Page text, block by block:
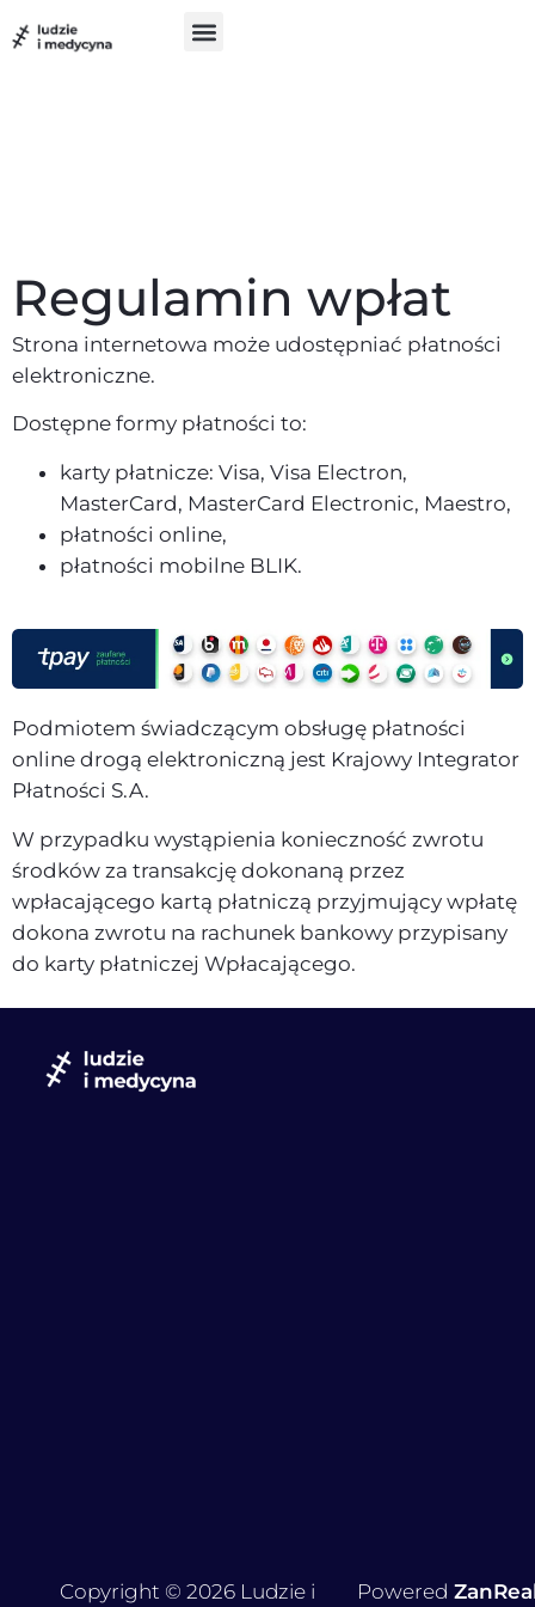
treści
Regulamin wpłat
Strona internetowa może udostępniać płatności
elektroniczne.
Dostępne formy płatności to:
karty płatnicze: Visa, Visa Electron,
MasterCard, MasterCard Electronic, Maestro,
płatności online,
płatności mobilne BLIK.
Podmiotem świadczącym obsługę płatności
online drogą elektroniczną jest Krajowy Integrator
Płatności S.A.
W przypadku wystąpienia konieczność zwrotu
środków za transakcję dokonaną przez
wpłacającego kartą płatniczą przyjmujący wpłatę
dokona zwrotu na rachunek bankowy przypisany
do karty płatniczej Wpłacającego.
Copyright © 2026 Ludzie i
Powered